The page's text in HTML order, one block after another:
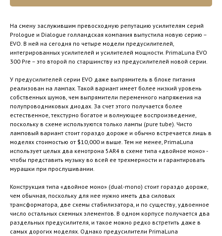
На смену заслужившим превосходную репутацию усилителям серий
Prologue и Dialogue голландская компания выпустила новую серию –
EVO. В ней на сегодня по четыре модели предусилителей,
интегрированных усилителей и усилителей мощности. PrimaLuna EVO
300 Pre – это второй по старшинству из предусилителей новой серии.
У предусилителей серии EVO даже выпрямитель в блоке питания
реализован на лампах. Такой вариант имеет более низкий уровень
собственных шумов, чем выпрямители переменного напряжения на
полупроводниковых диодах. За счет этого получается более
естественное, текстурно богатое и волнующее воспроизведение,
поскольку в схеме используются только лампы (pure tube). Чисто
ламповый вариант стоит гораздо дороже и обычно встречается лишь в
моделях стоимостью от $10,000 и выше. Тем не менее, PrimaLuna
использует целых два кенотрона 5AR4 в схеме типа «двойное моно» -
чтобы представить музыку во всей ее трехмерности и гарантировать
мурашки при прослушивании.
Конструкция типа «двойное моно» (dual-mono) стоит гораздо дороже,
чем обычная, поскольку для нее нужно иметь два силовых
трансформатора, две схемы стабилизатора, и по существу, удвоенное
число остальных схемных элементов. В одном корпусе получается два
раздельных предусилителя, и такое можно редко встретить даже в
самых дорогих моделях. Однако предусилители PrimaLuna